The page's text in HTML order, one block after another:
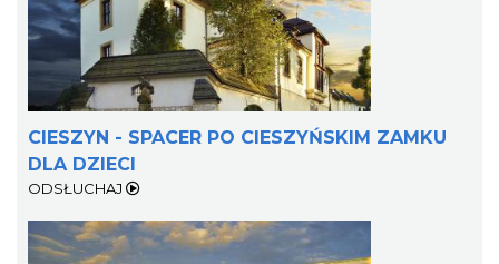
Cieszyn
0.42 km
CIESZYN - SPACER PO CIESZYŃSKIM ZAMKU
DLA DZIECI
ODSŁUCHAJ